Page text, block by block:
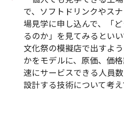
で、ソフトドリンクやス
場見学に申し込んで、「
るのか」を見てみるといい
文化祭の模擬店で出すよ
かをモデルに、原価、価
速にサービスできる人員数
設計する技術について考え